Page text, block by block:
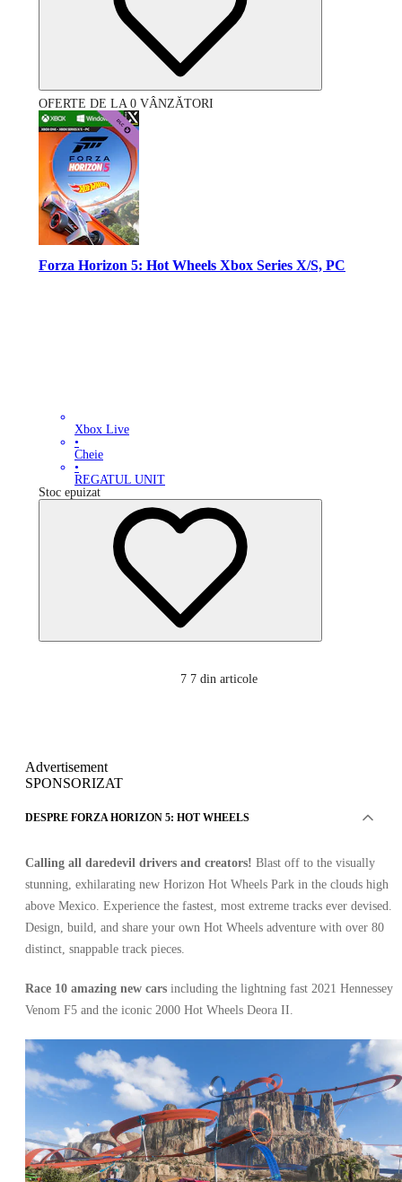
OFERTE DE LA 0 VÂNZĂTORI
Forza Horizon 5: Hot Wheels Xbox Series X/S, PC
Xbox Live
•
Cheie
•
REGATUL UNIT
Stoc epuizat
7 7 din articole
Advertisement
SPONSORIZAT
DESPRE FORZA HORIZON 5: HOT WHEELS
Calling all daredevil drivers and creators! Blast off to the visually
stunning, exhilarating new Horizon Hot Wheels Park in the clouds high
above Mexico. Experience the fastest, most extreme tracks ever devised.
Design, build, and share your own Hot Wheels adventure with over 80
distinct, snappable track pieces.
Race 10 amazing new cars including the lightning fast 2021 Hennessey
Venom F5 and the iconic 2000 Hot Wheels Deora II.